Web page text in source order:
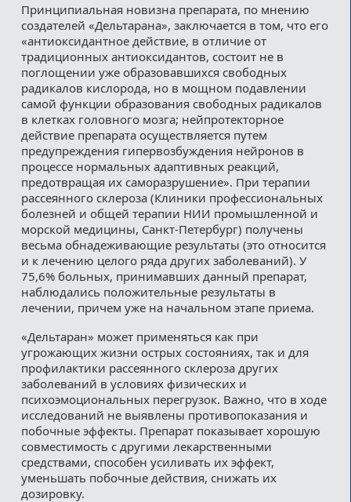
Принципиальная новизна препарата, по мнению
создателей «Дельтарана», заключается в том, что его
«антиоксидантное действие, в отличие от
традиционных антиоксидантов, состоит не в
поглощении уже образовавшихся свободных
радикалов кислорода, но в мощном подавлении
самой функции образования свободных радикалов
в клетках головного мозга; нейпротекторное
действие препарата осуществляется путем
предупреждения гипервозбуждения нейронов в
процессе нормальных адаптивных реакций,
предотвращая их саморазрушение». При терапии
рассеянного склероза (Клиники профессиональных
болезней и общей терапии НИИ промышленной и
морской медицины, Санкт-Петербург) получены
весьма обнадеживающие результаты (это относится
и к лечению целого ряда других заболеваний). У
75,6% больных, принимавших данный препарат,
наблюдались положительные результаты в
лечении, причем уже на начальном этапе приема.
«Дельтаран» может применяться как при
угрожающих жизни острых состояниях, так и для
профилактики рассеянного склероза других
заболеваний в условиях физических и
психоэмоциональных перегрузок. Важно, что в ходе
исследований не выявлены противопоказания и
побочные эффекты. Препарат показывает хорошую
совместимость с другими лекарственными
средствами, способен усиливать их эффект,
уменьшать побочные действия, снижать их
дозировку.